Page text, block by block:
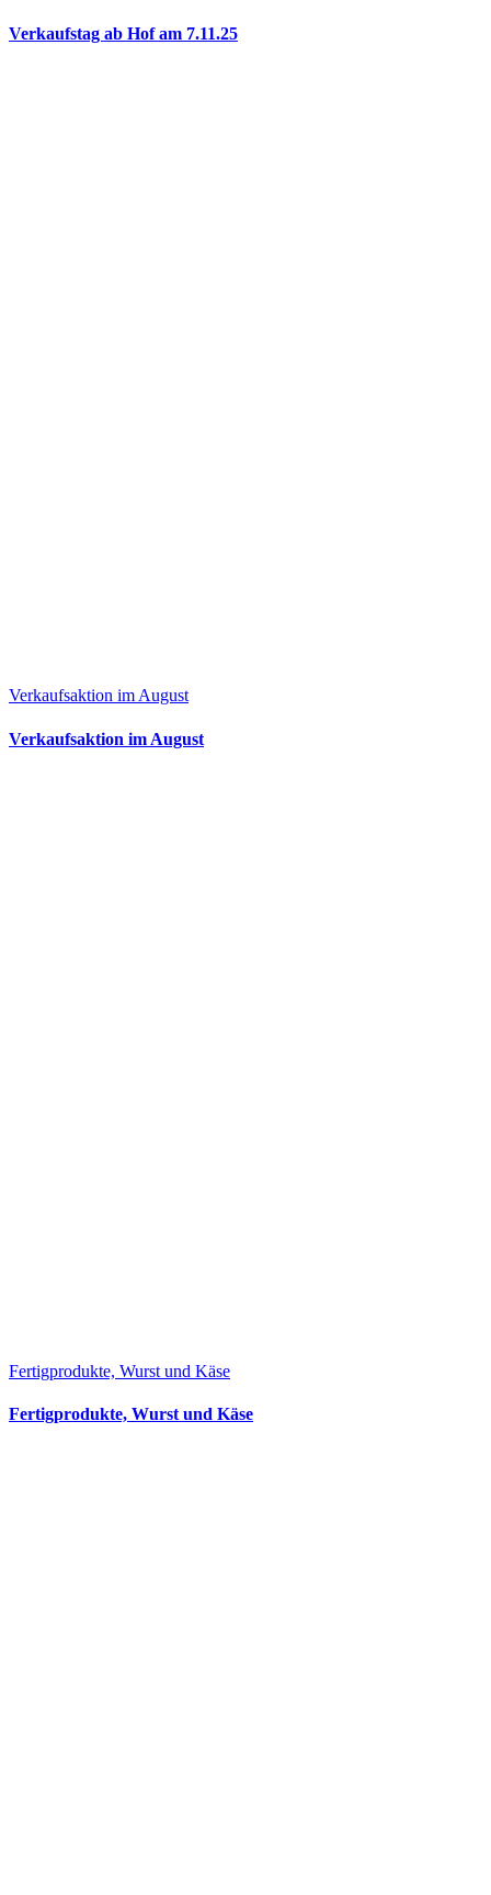
Verkaufstag ab Hof am 7.11.25
Verkaufsaktion im August
Verkaufsaktion im August
Fertigprodukte, Wurst und Käse
Fertigprodukte, Wurst und Käse